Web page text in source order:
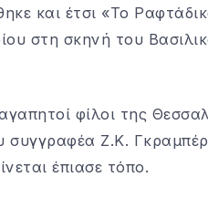
και έτσι «Το
στη σκηνή του
φίλοι της
συγγραφέα Ζ.Κ.
έπιασε τόπο.